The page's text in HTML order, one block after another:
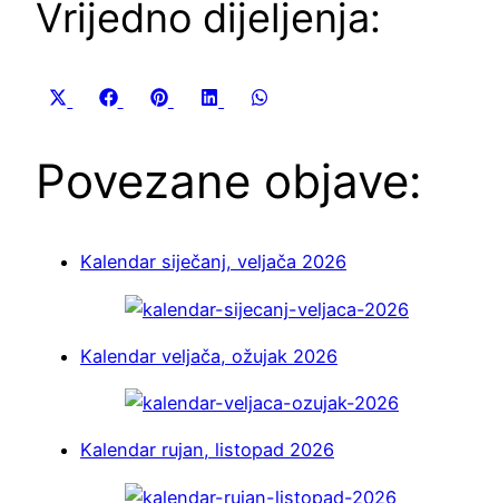
Vrijedno dijeljenja:
Share
Share
Facebook
Share
PinterestShare
LinkedIn
Povezane objave:
Kalendar siječanj, veljača 2026
Kalendar veljača, ožujak 2026
Kalendar rujan, listopad 2026